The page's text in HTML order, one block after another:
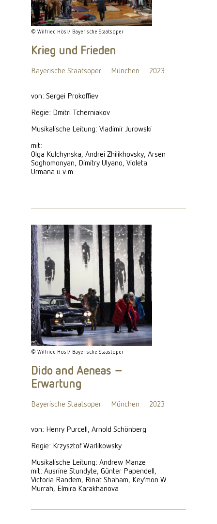
© Wilfried Hösl/ Bayerische Staatsoper
Krieg und Frieden
Bayerische Staatsoper München 2023
von: Sergei Prokoffiev
Regie: Dmitri Tcherniakov
Musikalische Leitung: Vladimir Jurowski
mit:
Olga Kulchynska, Andrei Zhilikhovsky, Arsen
Soghomonyan, Dimitry Ulyano, Violeta
Urmana u.v.m.
© Wilfried Hösl/ Bayerische Staastoper
Dido and Aeneas –
Erwartung
Bayerische Staatsoper München 2023
von: Henry Purcell, Arnold Schönberg
Regie: Krzysztof Warlikowsky
Musikalische Leitung: Andrew Manze
mit: Ausrine Stundyte, Günter Papendell,
Victoria Randem, Rinat Shaham, Key’mon W.
Murrah, Elmira Karakhanova